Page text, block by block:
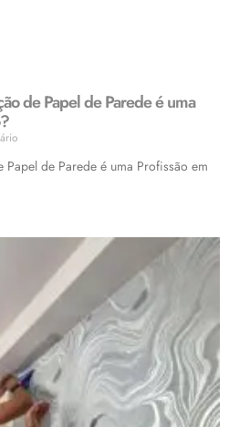
de Papel de Parede é uma
de Parede é uma Profissão em